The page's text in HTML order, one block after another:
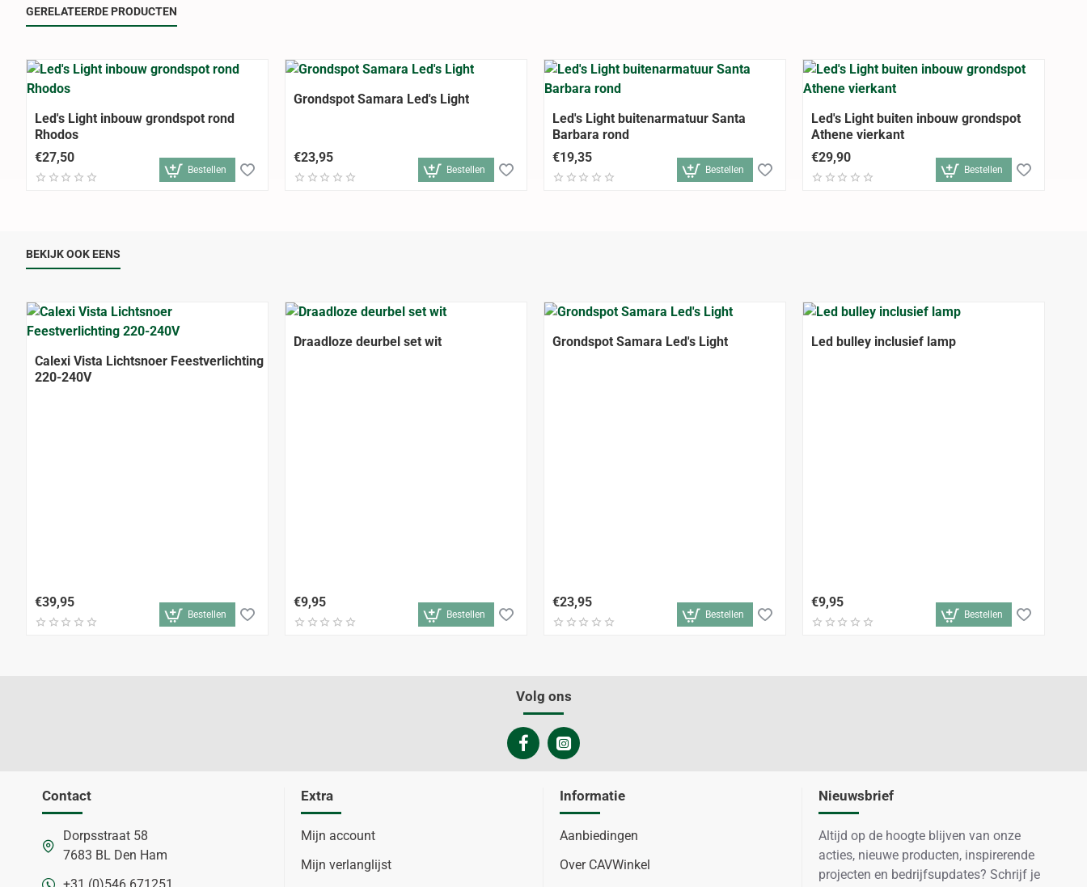
GERELATEERDE PRODUCTEN
Led's Light inbouw grondspot rond
Rhodos
€27,50
Bestellen
Grondspot Samara Led's Light
€23,95
Bestellen
Led's Light buitenarmatuur Santa
Barbara rond
€19,35
Bestellen
Led's Light buiten inbouw grondspot
Athene vierkant
€29,90
Bestellen
BEKIJK OOK EENS
Calexi Vista Lichtsnoer Feestverlichting
220-240V
€39,95
Bestellen
Draadloze deurbel set wit
€9,95
Bestellen
Grondspot Samara Led's Light
€23,95
Bestellen
Led bulley inclusief lamp
€9,95
Bestellen
Volg ons
Contact
Dorpsstraat 58
7683 BL Den Ham
Extra
Mijn account
Mijn verlanglijst
Informatie
Aanbiedingen
Over CAVWinkel
Nieuwsbrief
Altijd op de hoogte blijven van onze
acties, nieuwe producten, inspirerende
projecten en bedrijfsupdates? Schrijf je